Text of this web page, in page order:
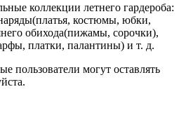
коллекции летнего гардероба:
костюмы, юбки,
обихода(пижамы, сорочки),
платки, палантины) и т. д.
пользователи могут оставлять